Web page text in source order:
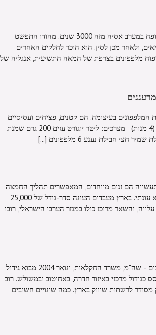
המלפפון הוא פרי שמקורו בהודו, וקיימות ראיות לכך שהוא מטופח במערב אסיה מזה 3000 שנים. מהודו התפשט
ולאחר מכן לסין. הוא הוכר לחלקים האחרים
מלפפונים בצרפת של המאה התשיעית, אנגליה של
עונת המלפפונים בעיצומה. הם קטנים, פציחים ועסיסיים
מתמיד. 3 שפים ממליצים על מתכוני מלפפונים מרעננים: צזיקי (4 מנות) מצרכים: ליטר יוגורט עזים 200 גרם שמנת
ירקות 162 - מאי 2005 מלפפונים לתעשייה הם זנים מיוחדים, המאפשרים תהליך החמצה
ללא התמוטטות של בית הגרעין. גידול מלפפונים לתעשייה הוא עונתי. בארץ מעבדים העונה סדר-גודל של 25,000
תוך מגמת עלייה, והשאר מרוכז כולו במגזר הערבי הישראלי, רובו
מלפפונים בבתי צמיחה מאת נביל גנאים, רפרנט ארצי למלפפונים - שה"מ, משרד החקלאות, ינואר 2004 מבוא גידול
מרכזי באיזור חדרה, באחיטוב ובמשולש. רוב
מסודר לרשתות שיווק בארץ. כמה שינויים חשובים